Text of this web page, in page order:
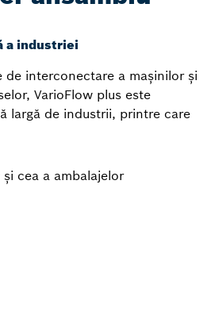
a industriei
interconectare a mașinilor și
VarioFlow plus este
largă de industrii, printre care
cea a ambalajelor